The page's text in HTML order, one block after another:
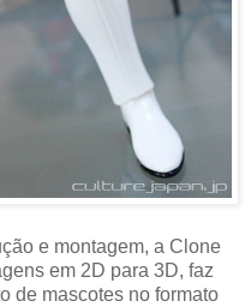
e montagem, a Clone
em 2D para 3D, faz
de mascotes no formato